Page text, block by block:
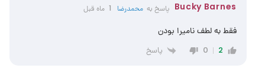
Bucky Barnes پاسخ بهمحمدرضا 1 ماه قبل
فقط به لطف نامیرا بودن
2
0 پاسخ